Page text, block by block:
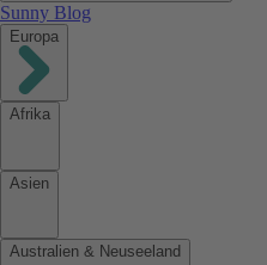
Sunny Blog
Europa
Afrika
Asien
Australien & Neuseeland